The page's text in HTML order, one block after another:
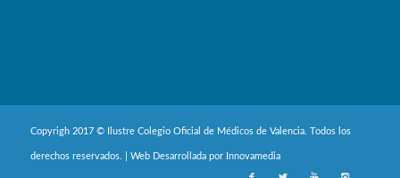
Copyrigh 2017 © Ilustre Colegio Oficial de Médicos de Valencia. Todos los
derechos reservados. | Web Desarrollada por Innovamedia